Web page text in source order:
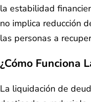
la estabilidad
no implica reducción
las personas a
¿Cómo Funciona
La liquidación de